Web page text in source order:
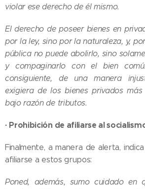
violar ese derecho de él mismo.
El derecho de poseer bienes en
por la ley, sino por la naturaleza, y,
pública no puede abolirlo, sino
y compaginarlo con el bien
consiguiente, de una manera
exigiera de los bienes privados
bajo razón de tributos.
· Prohibición de afiliarse al
Finalmente, a manera de alerta,
afiliarse a estos grupos:
Poned, además, sumo cuidado en